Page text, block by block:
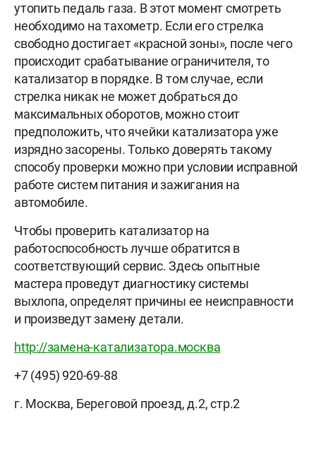
утопить педаль газа. В этот момент смотреть
необходимо на тахометр. Если его стрелка
свободно достигает «красной зоны», после чего
происходит срабатывание ограничителя, то
катализатор в порядке. В том случае, если
стрелка никак не может добраться до
максимальных оборотов, можно стоит
предположить, что ячейки катализатора уже
изрядно засорены. Только доверять такому
способу проверки можно при условии исправной
работе систем питания и зажигания на
автомобиле.
Чтобы проверить катализатор на
работоспособность лучше обратится в
соответствующий сервис. Здесь опытные
мастера проведут диагностику системы
выхлопа, определят причины ее неисправности
и произведут замену детали.
http://замена-катализатора.москва
+7 (495) 920-69-88
г. Москва, Береговой проезд, д.2, стр.2